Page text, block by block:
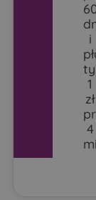
i
1
zł
4